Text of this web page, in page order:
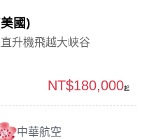
國)
升機飛越大峽谷
中華航空
NT$180,000起